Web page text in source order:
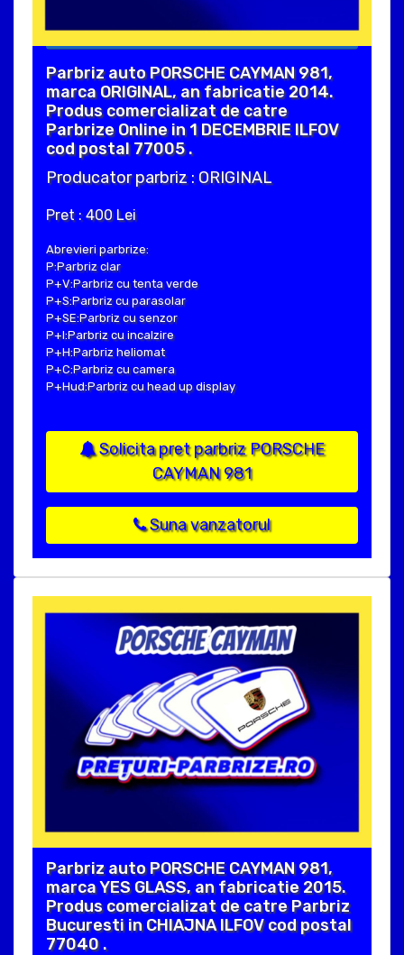
Parbriz auto PORSCHE CAYMAN 981,
marca ORIGINAL, an fabricatie 2014.
Produs comercializat de catre
Parbrize Online in 1 DECEMBRIE ILFOV
cod postal 77005 .
Producator parbriz : ORIGINAL
Pret : 400 Lei
Abrevieri parbrize:
P:Parbriz clar
P+V:Parbriz cu tenta verde
P+S:Parbriz cu parasolar
P+SE:Parbriz cu senzor
P+I:Parbriz cu incalzire
P+H:Parbriz heliomat
P+C:Parbriz cu camera
P+Hud:Parbriz cu head up display
Solicita pret parbriz PORSCHE
CAYMAN 981
Suna vanzatorul
Parbriz auto PORSCHE CAYMAN 981,
marca YES GLASS, an fabricatie 2015.
Produs comercializat de catre Parbriz
Bucuresti in CHIAJNA ILFOV cod postal
77040 .